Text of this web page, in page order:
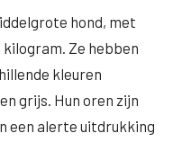
hond, met
kilogram. Ze hebben
kleuren
grijs. Hun oren zijn
een alerte uitdrukking